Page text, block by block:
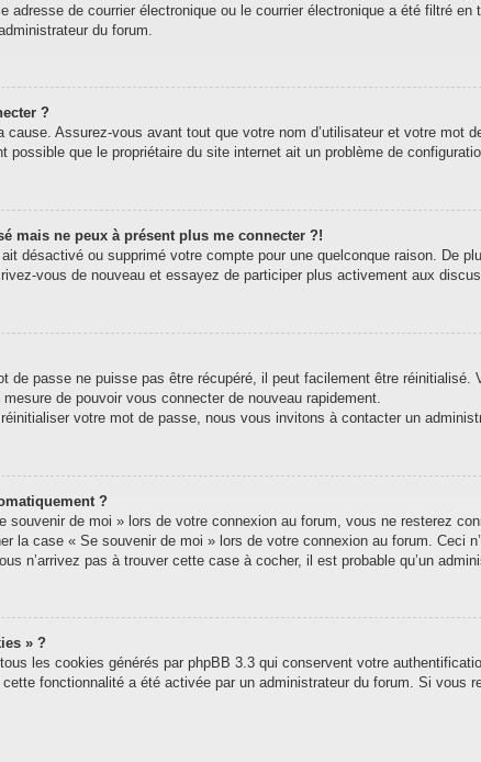
adresse de courrier électronique ou le courrier électronique a été filtré
du forum.
?
cause. Assurez-vous avant tout que votre nom d’utilisateur et votre
possible que le propriétaire du site internet ait un problème de
mais ne peux à présent plus me connecter ?!
ait désactivé ou supprimé votre compte pour une quelconque raison.
vous de nouveau et essayez de participer plus activement aux
de passe ne puisse pas être récupéré, il peut facilement être
de pouvoir vous connecter de nouveau rapidement.
votre mot de passe, nous vous invitons à contacter un
?
de moi » lors de votre connexion au forum, vous ne resterez
la case « Se souvenir de moi » lors de votre connexion au forum. Ceci
n’arrivez pas à trouver cette case à cocher, il est probable qu’un
» ?
les cookies générés par phpBB 3.3 qui conservent votre
fonctionnalité a été activée par un administrateur du forum. Si